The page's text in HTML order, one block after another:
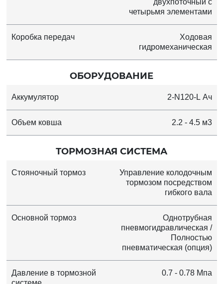
двухпоточный с
четырьмя элементами
Коробка передач
Ходовая
гидромеханическая
ОБОРУДОВАНИЕ
Аккумулятор 2-N120-L Ач
Объем ковша 2.2 - 4.5 м3
ТОРМОЗНАЯ СИСТЕМА
Стояночный тормоз
Управление колодочным
тормозом посредством
гибкого вала
Основной тормоз
Однотрубная
пневмогидравлическая /
Полностью
пневматическая (опция)
Давление в тормозной
0.7 - 0.78 Мпа